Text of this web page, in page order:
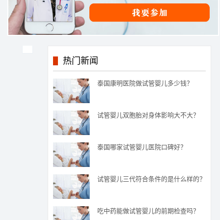
热门新闻
泰国康明医院做试管婴儿多少钱？
试管婴儿双胞胎对身体影响大不大？
泰国哪家试管婴儿医院口碑好？
试管婴儿三代符合条件的是什么样的？
吃中药能做试管婴儿的前期检查吗？